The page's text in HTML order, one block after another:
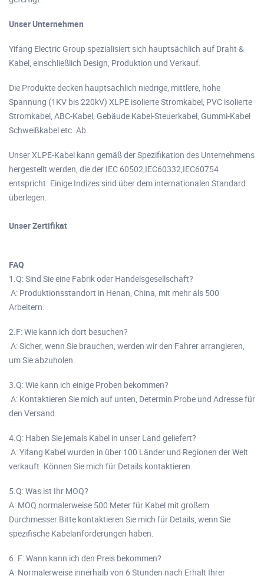
Unser Unternehmen
Yifang Electric Group spezialisiert sich hauptsächlich auf Draht &
Kabel, einschließlich Design, Produktion und Verkauf.
Die Produkte decken hauptsächlich niedrige, mittlere, hohe
Spannung (1KV bis 220kV) XLPE isolierte Stromkabel, PVC isolierte
Stromkabel, ABC-Kabel, Gebäude Kabel-Steuerkabel, Gummi-Kabel
Schweißkabel etc. Ab.
Unser XLPE-Kabel kann gemäß der Spezifikation des Unternehmens
hergestellt werden, die der IEC 60502,IEC60332,IEC60754
entspricht. Einige Indizes sind über dem internationalen Standard
überlegen.
Unser Zertifikat
FAQ
1.Q: Sind Sie eine Fabrik oder Handelsgesellschaft?
A: Produktionsstandort in Henan, China, mit mehr als 500
Arbeitern.
2.F: Wie kann ich dort besuchen?
A: Sicher, wenn Sie brauchen, werden wir den Fahrer arrangieren,
um Sie abzuholen.
3.Q: Wie kann ich einige Proben bekommen?
A: Kontaktieren Sie mich auf unten, Determin Probe und Adresse für
den Versand.
4.Q: Haben Sie jemals Kabel in unser Land geliefert?
A: Yifang Kabel wurden in über 100 Länder und Regionen der Welt
verkauft. Können Sie mich für Details kontaktieren.
5.Q: Was ist Ihr MOQ?
A: MOQ normalerweise 500 Meter für Kabel mit großem
Durchmesser.Bitte kontaktieren Sie mich für Details, wenn Sie
spezifische Kabelanforderungen haben.
6. F: Wann kann ich den Preis bekommen?
A: Normalerweise innerhalb von 6 Stunden nach Erhalt Ihrer